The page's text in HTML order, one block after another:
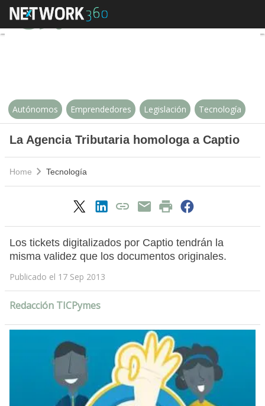
La Agencia Tributaria homologa
Autónomos Emprendedores Legislación Tecnología
La Agencia Tributaria homologa a Captio
Home Tecnología
Los tickets digitalizados por Captio tendrán la
misma validez que los documentos originales.
Publicado el 17 Sep 2013
Redacción TICPymes